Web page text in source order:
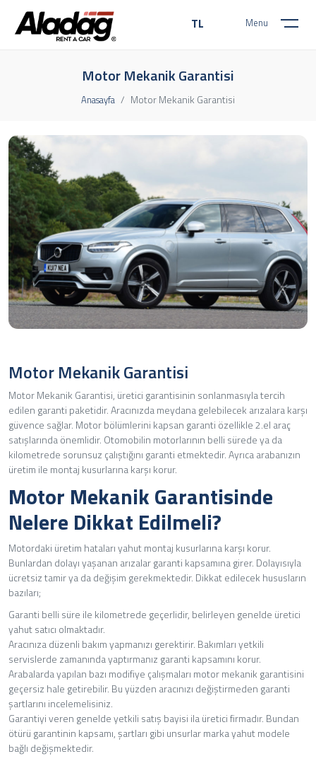
Menu
TL
Motor Mekanik Garantisi
Anasayfa Motor Mekanik Garantisi
Motor Mekanik Garantisi
Motor Mekanik Garantisi, üretici garantisinin sonlanmasıyla tercih
edilen garanti paketidir. Aracınızda meydana gelebilecek arızalara karşı
güvence sağlar. Motor bölümlerini kapsan garanti özellikle 2.el araç
satışlarında önemlidir. Otomobilin motorlarının belli sürede ya da
kilometrede sorunsuz çalıştığını garanti etmektedir. Ayrıca arabanızın
üretim ile montaj kusurlarına karşı korur.
Motor Mekanik Garantisinde
Nelere Dikkat Edilmeli?
Motordaki üretim hataları yahut montaj kusurlarına karşı korur.
Bunlardan dolayı yaşanan arızalar garanti kapsamına girer. Dolayısıyla
ücretsiz tamir ya da değişim gerekmektedir. Dikkat edilecek hususların
bazıları;
Garanti belli süre ile kilometrede geçerlidir, belirleyen genelde üretici
yahut satıcı olmaktadır.
Aracınıza düzenli bakım yapmanızı gerektirir. Bakımları yetkili
servislerde zamanında yaptırmanız garanti kapsamını korur.
Arabalarda yapılan bazı modifiye çalışmaları motor mekanik garantisini
geçersiz hale getirebilir. Bu yüzden aracınızı değiştirmeden garanti
şartlarını incelemelisiniz.
Garantiyi veren genelde yetkili satış bayisi ila üretici firmadır. Bundan
ötürü garantinin kapsamı, şartları gibi unsurlar marka yahut modele
bağlı değişmektedir.